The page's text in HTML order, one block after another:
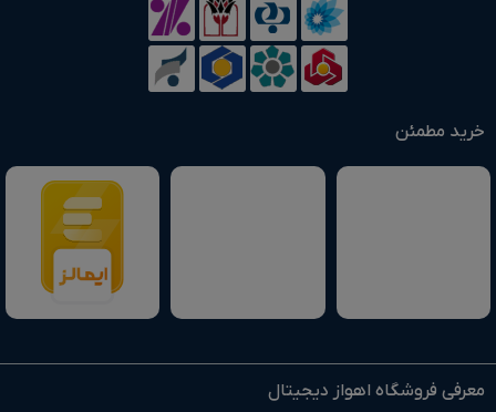
خرید مطمئن
معرفی فروشگاه اهواز دیجیتال